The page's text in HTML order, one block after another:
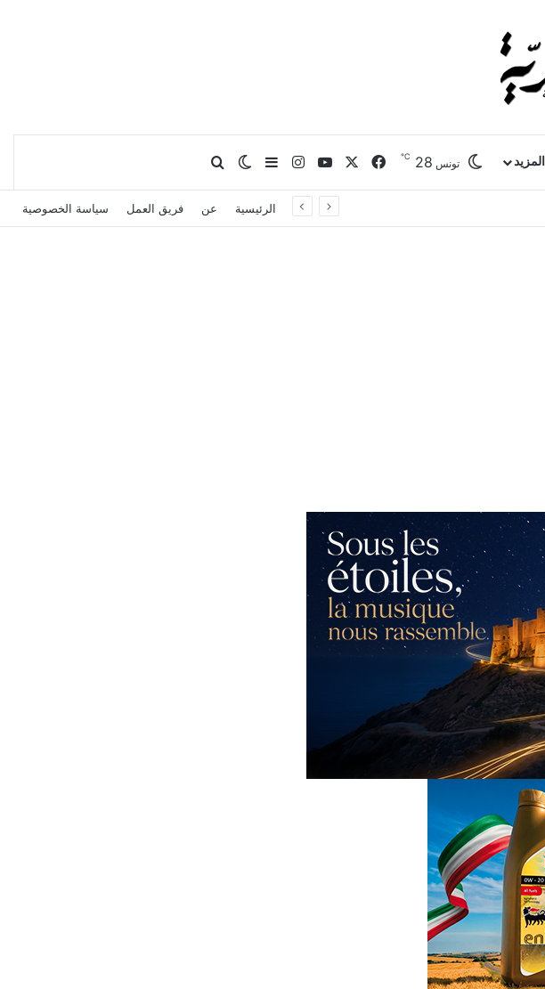
المزيد تونس 28
℃ فيسبوك يوتيوبانستقرامإضافة عمود جانبي
الوضع المظلم
بحث عن
الرئيسية عن فريق العمل سياسة الخصوصية